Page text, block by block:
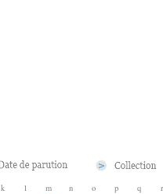
k l m n o p q r